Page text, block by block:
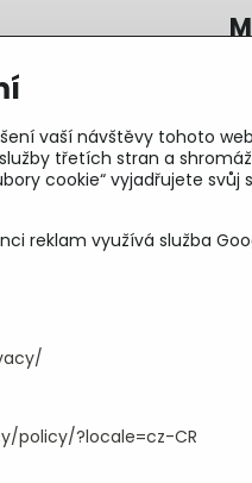
vaší návštěvy tohoto
třetích stran a
cookie“ vyjadřujete
reklam využívá služba
policy/?locale=cz-CR